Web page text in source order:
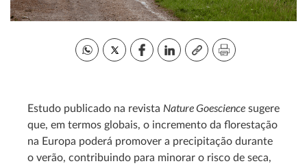
Estudo publicado na revista Nature Goescience sugere
que, em termos globais, o incremento da florestação
na Europa poderá promover a precipitação durante
o verão, contribuindo para minorar o risco de seca,